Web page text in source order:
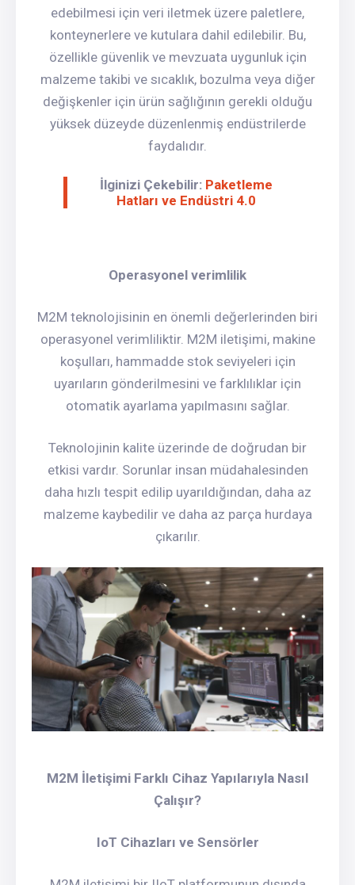
edebilmesi için veri iletmek üzere paletlere,
konteynerlere ve kutulara dahil edilebilir. Bu,
özellikle güvenlik ve mevzuata uygunluk için
malzeme takibi ve sıcaklık, bozulma veya diğer
değişkenler için ürün sağlığının gerekli olduğu
yüksek düzeyde düzenlenmiş endüstrilerde
faydalıdır.
İlginizi Çekebilir: Paketleme
Hatları ve Endüstri 4.0
Operasyonel verimlilik
M2M teknolojisinin en önemli değerlerinden biri
operasyonel verimliliktir. M2M iletişimi, makine
koşulları, hammadde stok seviyeleri için
uyarıların gönderilmesini ve farklılıklar için
otomatik ayarlama yapılmasını sağlar.
Teknolojinin kalite üzerinde de doğrudan bir
etkisi vardır. Sorunlar insan müdahalesinden
daha hızlı tespit edilip uyarıldığından, daha az
malzeme kaybedilir ve daha az parça hurdaya
çıkarılır.
M2M İletişimi Farklı Cihaz Yapılarıyla Nasıl
Çalışır?
IoT Cihazları ve Sensörler